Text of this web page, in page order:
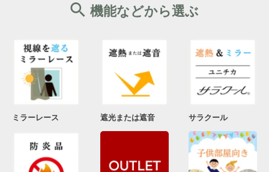
機能などから選ぶ
ミラーレース 遮光または遮音 サラクール